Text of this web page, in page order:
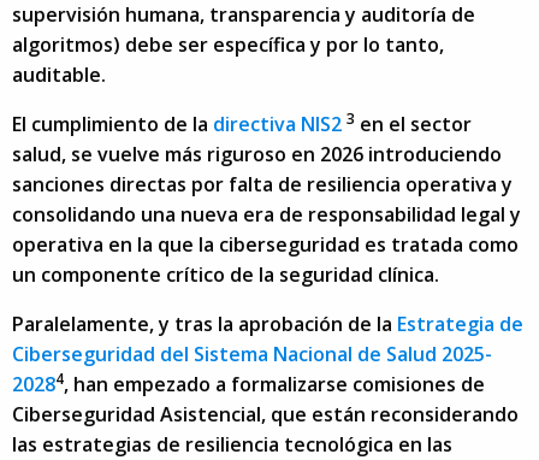
supervisión humana, transparencia y auditoría de
algoritmos) debe ser específica y por lo tanto,
auditable.
El cumplimiento de la directiva NIS2 3 en el sector
salud, se vuelve más riguroso en 2026 introduciendo
sanciones directas por falta de resiliencia operativa y
consolidando una nueva era de responsabilidad legal y
operativa en la que la ciberseguridad es tratada como
un componente crítico de la seguridad clínica.
Paralelamente, y tras la aprobación de la Estrategia de
Ciberseguridad del Sistema Nacional de Salud 2025-
20284, han empezado a formalizarse comisiones de
Ciberseguridad Asistencial, que están reconsiderando
las estrategias de resiliencia tecnológica en las